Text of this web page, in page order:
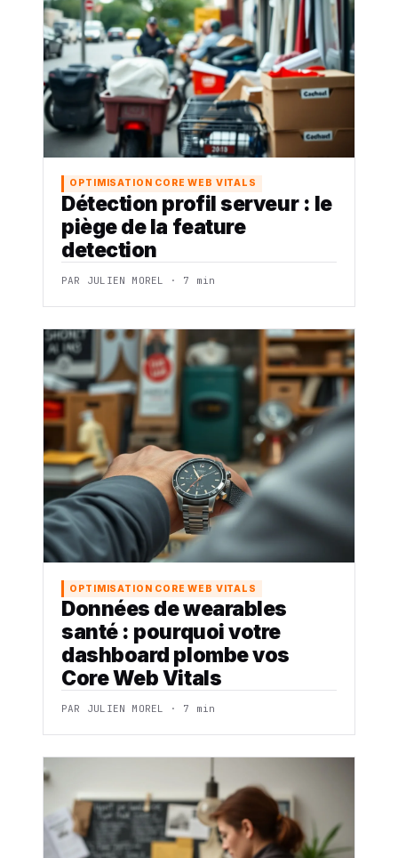
OPTIMISATION CORE WEB VITALS
Détection profil serveur : le
piège de la feature
detection
PAR JULIEN MOREL · 7 min
OPTIMISATION CORE WEB VITALS
Données de wearables
santé : pourquoi votre
dashboard plombe vos
Core Web Vitals
PAR JULIEN MOREL · 7 min